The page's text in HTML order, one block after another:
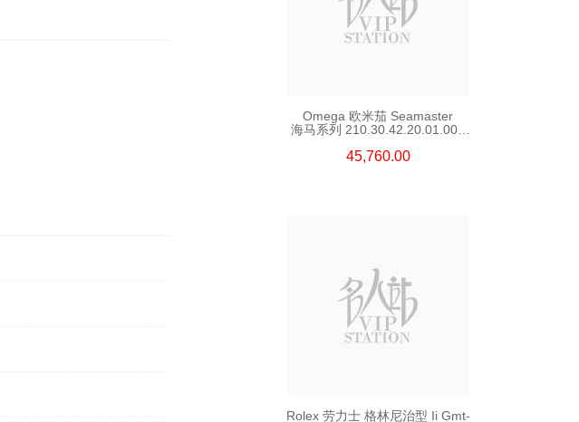
Omega 欧米茄 Seamaster
海马系列 210.30.42.20.01.002
45,760.00
Rolex 劳力士 格林尼治型 Ii Gmt-